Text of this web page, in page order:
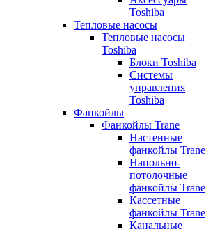
Toshiba
Тепловые насосы
Тепловые насосы
Toshiba
Блоки Toshiba
Системы
управления
Toshiba
Фанкойлы
Фанкойлы Trane
Настенные
фанкойлы Trane
Напольно-
потолочные
фанкойлы Trane
Кассетные
фанкойлы Trane
Канальные